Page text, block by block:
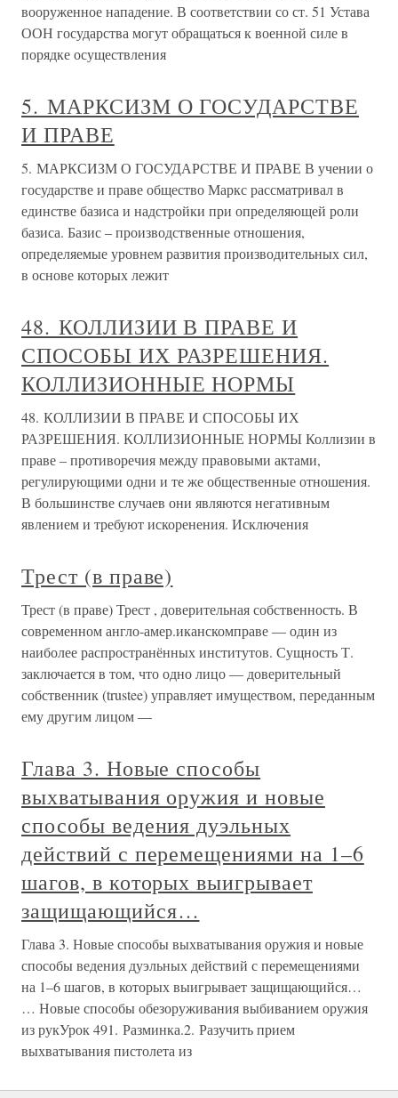
вооруженное нападение. В соответствии со ст. 51 Устава
ООН государства могут обращаться к военной силе в
порядке осуществления
5. МАРКСИЗМ О ГОСУДАРСТВЕ
И ПРАВЕ
5. МАРКСИЗМ О ГОСУДАРСТВЕ И ПРАВЕ В учении о
государстве и праве общество Маркс рассматривал в
единстве базиса и надстройки при определяющей роли
базиса. Базис – производственные отношения,
определяемые уровнем развития производительных сил,
в основе которых лежит
48. КОЛЛИЗИИ В ПРАВЕ И
СПОСОБЫ ИХ РАЗРЕШЕНИЯ.
КОЛЛИЗИОННЫЕ НОРМЫ
48. КОЛЛИЗИИ В ПРАВЕ И СПОСОБЫ ИХ
РАЗРЕШЕНИЯ. КОЛЛИЗИОННЫЕ НОРМЫ Коллизии в
праве – противоречия между правовыми актами,
регулирующими одни и те же общественные отношения.
В большинстве случаев они являются негативным
явлением и требуют искоренения. Исключения
Трест (в праве)
Трест (в праве) Трест , доверительная собственность. В
современном англо-амер.иканскомправе — один из
наиболее распространённых институтов. Сущность Т.
заключается в том, что одно лицо — доверительный
собственник (trustee) управляет имуществом, переданным
ему другим лицом —
Глава 3. Новые способы
выхватывания оружия и новые
способы ведения дуэльных
действий с перемещениями на 1–6
шагов, в которых выигрывает
защищающийся…
Глава 3. Новые способы выхватывания оружия и новые
способы ведения дуэльных действий с перемещениями
на 1–6 шагов, в которых выигрывает защищающийся…
… Новые способы обезоруживания выбиванием оружия
из рукУрок 491. Разминка.2. Разучить прием
выхватывания пистолета из